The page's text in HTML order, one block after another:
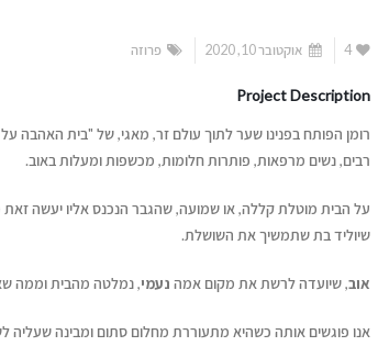
4 אוקטובר 10, 2020 פרוזה
Project Description
רומן הפותח בפנינו שער לתוך עולם זר, מאגי, של "בית האהבה
רבים, נשים מרפאות, פותרות חלומות, מכשפות ומעלות באוב.
על הבית מוטלת קללה, או שמועה, שהגבר הנכנס אליו יעשה זאת
שיוליד בת שתמשיך את השושלת.
אוב, שיועדה לרשת את מקום אמה נעמי, נמלטה מהבית וממה
אנו פוגשים אותה כשהיא מתעוררת מחלום סתום ומבינה שעליה